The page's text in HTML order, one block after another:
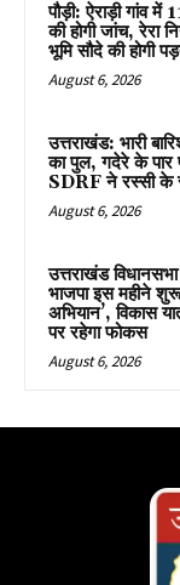
पौड़ी: ऐराड़ी गांव में
की होगी जांच, रेरा
भूमि सौदे की होगी
August 6, 2026
उत्तराखंड: भारी
का पुल, गदेरे के पार
SDRF ने रस्सी के
August 6, 2026
उत्तराखंड
भाजपा इस महीने
अभियान’, विकास
पर रहेगा फोकस
August 6, 2026